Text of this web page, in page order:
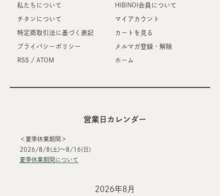
私たちについて
チタンについて
特定商取引法に基づく表記
プライバシーポリシー
RSS / ATOM
HIBINOI会員について
マイアカウント
カートを見る
メルマガ登録・解除
ホーム
営業日カレンダー
＜夏季休業期間＞
2026/8/8(土)～8/16(日)
夏季休業期間について
2026年8月